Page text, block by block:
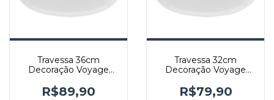
Travessa 36cm
Decoração Voyage
R$89,90
Travessa 32cm
Decoração Voyage
R$79,90